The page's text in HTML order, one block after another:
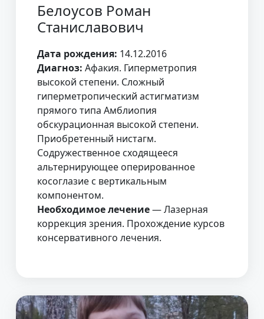
Белоусов Роман
Станиславович
Дата рождения: 14.12.2016
Диагноз: Афакия. Гиперметропия
высокой степени. Сложный
гиперметропический астигматизм
прямого типа Амблиопия
обскурационная высокой степени.
Приобретенный нистагм.
Содружественное сходящееся
альтернирующее оперированное
косоглазие с вертикальным
компонентом.
Необходимое лечение— Лазерная
коррекция зрения. Прохождение курсов
консервативного лечения.